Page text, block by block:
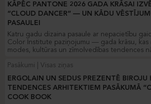
KĀPĒC PANTONE 2026 GADA KRĀSAI
“CLOUD DANCER” — UN KĀDU
PASAULEI
Katru gadu dizaina pasaule ar nepacietību
Color Institute paziņojumu — gada krāsu, kas
modes, kultūras un zīmolvedības tendences
PANTONE 11-4201 “Cloud Dancer” — toni,
piesaista uzmanību ar savu kluso dziļumu un
emocionālo noskaņu.
Pasākumi
Visas ziņas
ERGOLAIN UN SEDUS PREZENTĒ BIROJU
TENDENCES ARHITEKTIEM PASĀKUMĀ
COOK BOOK